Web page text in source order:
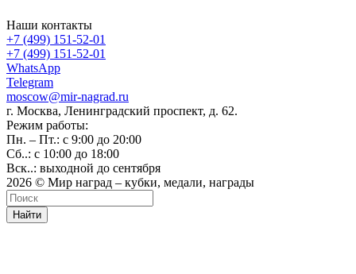
Наши контакты
+7 (499) 151-52-01
+7 (499) 151-52-01
WhatsApp
Telegram
moscow@mir-nagrad.ru
г. Москва, Ленинградский проспект, д. 62.
Режим работы:
Пн. – Пт.: с 9:00 до 20:00
Сб..: с 10:00 до 18:00
Вск..: выходной до сентября
2026 © Мир наград – кубки, медали, награды
Найти